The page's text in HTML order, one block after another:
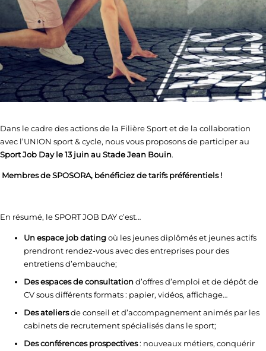
Dans le cadre des actions de la Filière Sport et de la collaboration
avec l’UNION sport & cycle, nous vous proposons de participer au
Sport Job Day le 13 juin au Stade Jean Bouin.
Membres de SPOSORA, bénéficiez de tarifs préférentiels !
En résumé, le SPORT JOB DAY c’est…
Un espace job datingoù les jeunes diplômés et jeunes actifs
prendront rendez-vous avec des entreprises pour des
entretiens d’embauche;
Des espaces de consultationd’offres d’emploi et de dépôt de
CV sous différents formats : papier, vidéos, affichage…
Des ateliersde conseil et d’accompagnement animés par les
cabinets de recrutement spécialisés dans le sport;
Des conférences prospectives: nouveaux métiers, conquérir